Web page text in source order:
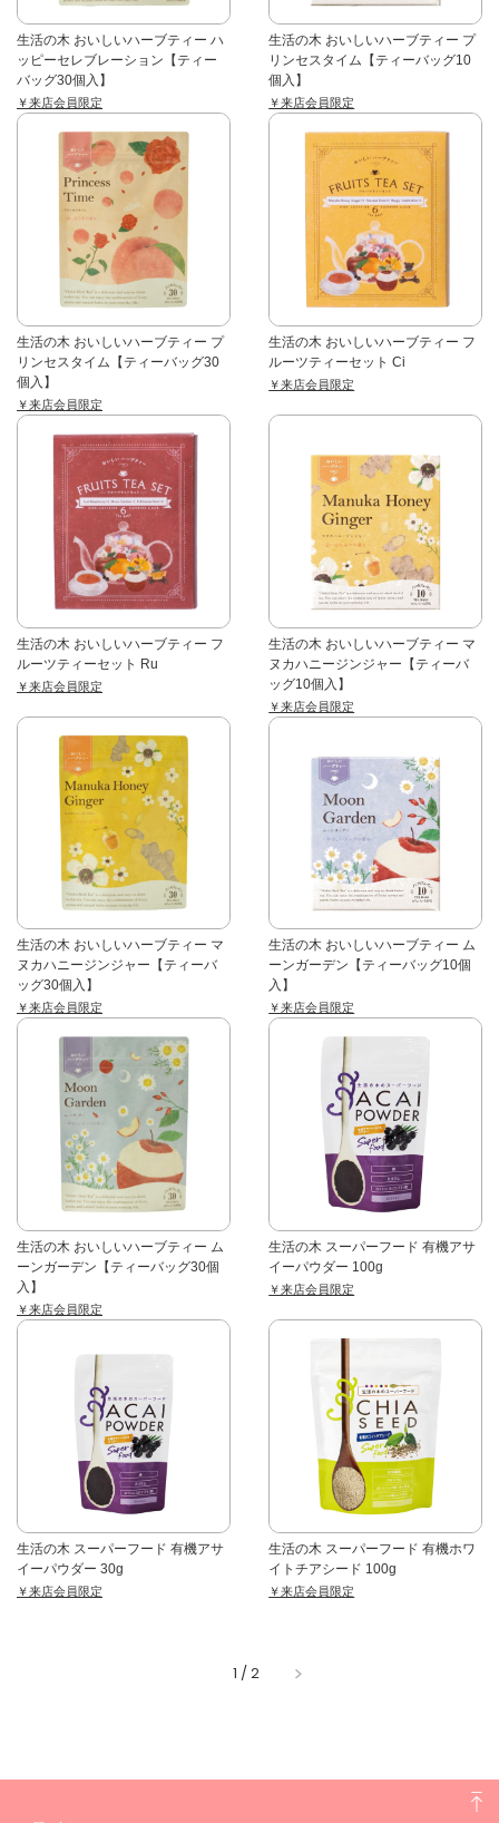
生活の木 おいしいハーブティー ハ
ッピーセレブレーション【ティー
バッグ30個入】
￥来店会員限定
生活の木 おいしいハーブティー プ
リンセスタイム【ティーバッグ10
個入】
￥来店会員限定
生活の木 おいしいハーブティー プ
リンセスタイム【ティーバッグ30
個入】
￥来店会員限定
生活の木 おいしいハーブティー フ
ルーツティーセット Ci
￥来店会員限定
生活の木 おいしいハーブティー フ
ルーツティーセット Ru
￥来店会員限定
生活の木 おいしいハーブティー マ
ヌカハニージンジャー【ティーバ
ッグ10個入】
￥来店会員限定
生活の木 おいしいハーブティー マ
ヌカハニージンジャー【ティーバ
ッグ30個入】
￥来店会員限定
生活の木 おいしいハーブティー ム
ーンガーデン【ティーバッグ10個
入】
￥来店会員限定
生活の木 おいしいハーブティー ム
ーンガーデン【ティーバッグ30個
入】
￥来店会員限定
生活の木 スーパーフード 有機アサ
イーパウダー 100g
￥来店会員限定
生活の木 スーパーフード 有機アサ
イーパウダー 30g
￥来店会員限定
生活の木 スーパーフード 有機ホワ
イトチアシード 100g
￥来店会員限定
1 /2